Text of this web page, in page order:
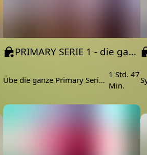
PRIMARY SERIE 1 - die ganze Abfolge
Übe die ganze Primary Serie 1 an einem Stück
1 Std. 47
Min.